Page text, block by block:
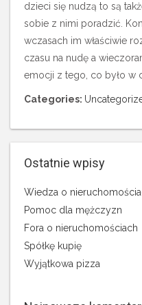
dzieci się nudzą to są
sobie z nimi poradzić.
wczasach im właściwie
czasu na nudę a
emocji z tego, co było w
Categories:
Ostatnie wpisy
Wiedza o
Pomoc dla mężczyzn
Fora o nieruchomościach
Spółkę kupię
Wyjątkowa pizza